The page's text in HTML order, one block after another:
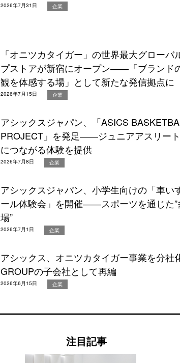
2026年7月31日 企業
「オニツカタイガー」の世界最大グローバ
プストアが新宿にオープン――「ブランド
観を体感する場」として新たな発信拠点に
2026年7月15日 企業
アシックスジャパン、「ASICS
PROJECT」を発足――ジュニアアスリー
につながる体験を提供
2026年7月8日 企業
アシックスジャパン、小学生向けの「車い
ール体験会」を開催――スポーツを通じた”
場”
2026年7月1日 企業
アシックス、オニツカタイガー事業を分
GROUPの子会社として再編
2026年6月15日 企業
注目記事